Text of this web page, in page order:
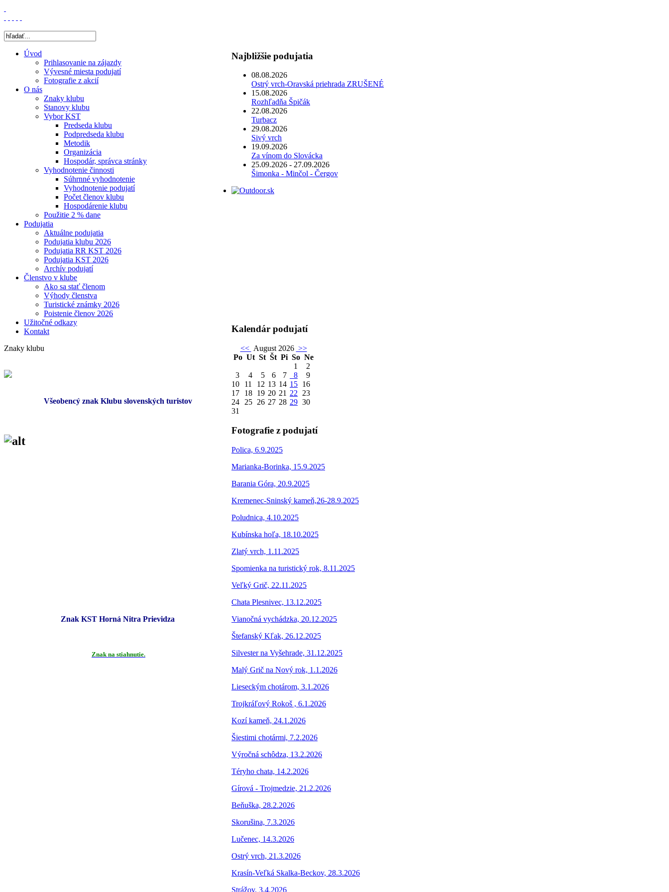
Úvod
Prihlasovanie na zájazdy
Vývesné miesta podujatí
Fotografie z akcií
O nás
Znaky klubu
Stanovy klubu
Vybor KST
Predseda klubu
Podpredseda klubu
Metodik
Organizácia
Hospodár, správca stránky
Vyhodnotenie činnosti
Súhrnné vyhodnotenie
Vyhodnotenie podujatí
Počet členov klubu
Hospodárenie klubu
Použitie 2 % dane
Podujatia
Aktuálne podujatia
Podujatia klubu 2026
Podujatia RR KST 2026
Podujatia KST 2026
Archív podujatí
Členstvo v klube
Ako sa stať členom
Výhody členstva
Turistické známky 2026
Poistenie členov 2026
Užitočné odkazy
Kontakt
Znaky klubu
Všeobencý znak Klubu slovenských turistov
Znak KST Horná Nitra Prievidza
Znak na stiahnutie.
Najbližšie podujatia
08.08.2026
Ostrý vrch-Oravská priehrada ZRUŠENÉ
15.08.2026
Rozhľadňa Špičák
22.08.2026
Turbacz
29.08.2026
Sivý vrch
19.09.2026
Za vínom do Slovácka
25.09.2026 - 27.09.2026
Šimonka - Minčol - Čergov
Kalendár podujatí
<< August 2026 >>
Po Ut St Št Pi So Ne
1
2
3
4 5 6 7 8
9
10
11 12 13 14 15 16
17
18 19 20 21 22
23
24
25 26 27 28 29 30
31
Fotografie z podujatí
Polica, 6.9.2025
Marianka-Borinka, 15.9.2025
Barania Góra, 20.9.2025
Kremenec-Sninský kameň,26-28.9.2025
Poludnica, 4.10.2025
Kubínska hoľa, 18.10.2025
Zlatý vrch, 1.11.2025
Spomienka na turistický rok, 8.11.2025
Veľký Grič, 22.11.2025
Chata Plesnivec, 13.12.2025
Vianočná vychádzka, 20.12.2025
Štefanský Kľak, 26.12.2025
Silvester na Vyšehrade, 31.12.2025
Malý Grič na Nový rok, 1.1.2026
Lieseckým chotárom, 3.1.2026
Trojkráľový Rokoš , 6.1.2026
Kozí kameň, 24.1.2026
Šiestimi chotármi, 7.2.2026
Výročná schôdza, 13.2.2026
Téryho chata, 14.2.2026
Gírová - Trojmedzie, 21.2.2026
Beňuška, 28.2.2026
Skorušina, 7.3.2026
Lučenec, 14.3.2026
Ostrý vrch, 21.3.2026
Krasín-Veľká Skalka-Beckov, 28.3.2026
Strážov, 3.4.2026